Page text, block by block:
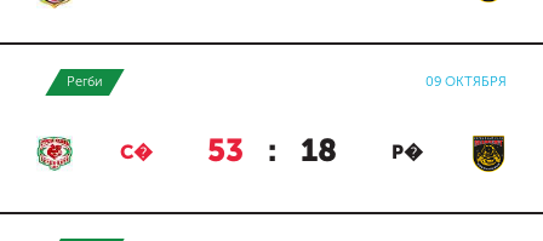
Регби 09 ОКТЯБРЯ
С� 53 : 18 Р�